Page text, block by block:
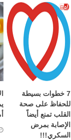
7 خطوات بسيطة
للحفاظ على صحة
القلب تمنع أيضاً
الإصابة بمرض
السكري!!!